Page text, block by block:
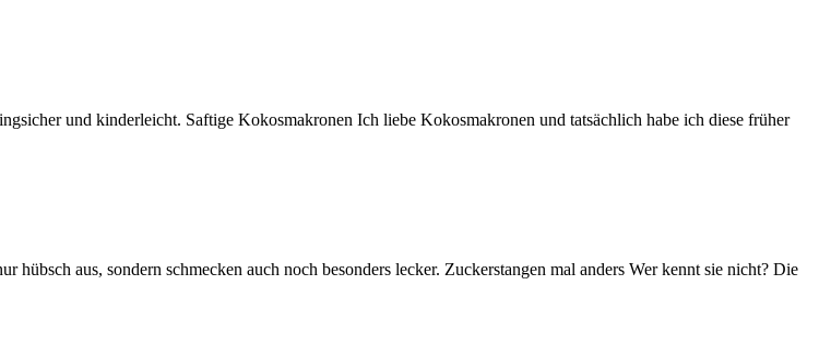
und kinderleicht. Saftige Kokosmakronen Ich liebe Kokosmakronen und tatsächlich habe ich diese früher
aus, sondern schmecken auch noch besonders lecker. Zuckerstangen mal anders Wer kennt sie nicht? Die